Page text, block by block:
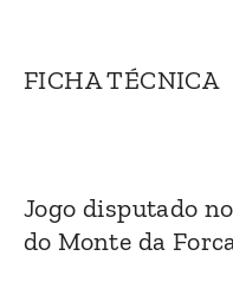
FICHA TÉCNICA
Jogo disputado
do Monte da